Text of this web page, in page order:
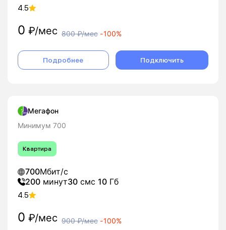
4.5
0 ₽/мес 800₽/мес -100%
Подробнее Подключить
Мегафон
Минимум 700
Квартира
700Мбит/с
200 минут30 смс 10 Гб
4.5
0 ₽/мес 900₽/мес -100%